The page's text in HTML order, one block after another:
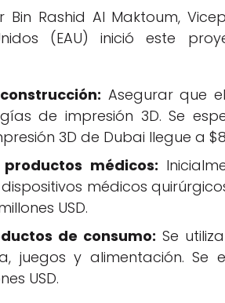
Bin Rashid Al Maktoum,
(EAU) inició este
Asegurar que
de impresión 3D. Se
3D de Dubai llegue a
médicos:
médicos
USD.
de consumo: Se
juegos y alimentación.
USD.